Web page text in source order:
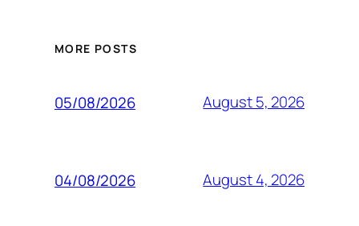
MORE POSTS
05/08/2026 August 5, 2026
04/08/2026 August 4, 2026